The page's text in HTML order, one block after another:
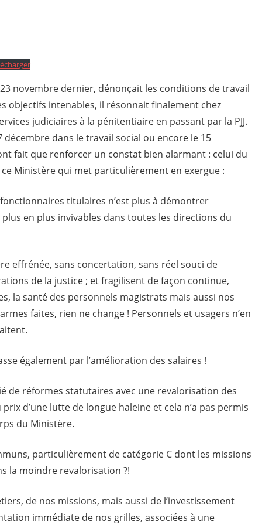
23 novembre dernier, dénonçait les conditions de travail
objectifs intenables, il résonnait finalement chez
judiciaires à la pénitentiaire en passant par la PJJ.
décembre dans le travail social ou encore le 15
fait que renforcer un constat bien alarmant : celui du
Ministère qui met particulièrement en exergue :
titulaires n’est plus à démontrer
en plus invivables dans toutes les directions du
effrénée, sans concertation, sans réel souci de
de la justice ; et fragilisent de façon continue,
la santé des personnels magistrats mais aussi nos
faites, rien ne change ! Personnels et usagers n’en
également par l’amélioration des salaires !
de réformes statutaires avec une revalorisation des
d’une lutte de longue haleine et cela n’a pas permis
du Ministère.
particulièrement de catégorie C dont les missions
la moindre revalorisation ?!
de nos missions, mais aussi de l’investissement
immédiate de nos grilles, associées à une